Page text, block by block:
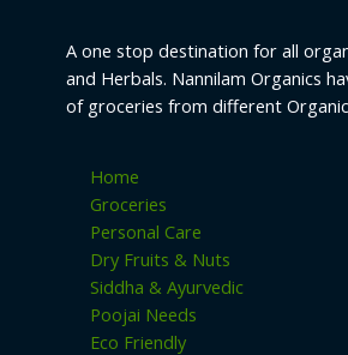
A one stop destination for all
and Herbals. Nannilam Organics
of groceries from different
Home
Groceries
Personal Care
Dry Fruits & Nuts
Siddha & Ayurvedic
Poojai Needs
Eco Friendly